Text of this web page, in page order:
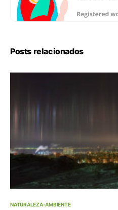
Posts relacionados
NATURALEZA-AMBIENTE